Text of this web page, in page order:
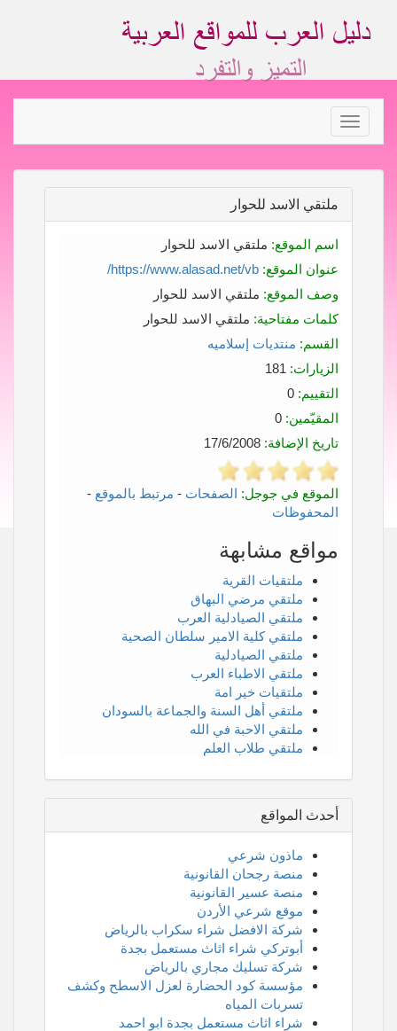
Toggle
navigation
ملتقي الاسد للحوار
اسم الموقع: ملتقي الاسد للحوار
عنوان الموقع: https://www.alasad.net/vb/
وصف الموقع: ملتقي الاسد للحوار
كلمات مفتاحية: ملتقي الاسد للحوار
القسم: منتديات إسلاميه
الزيارات:
التقييم:
المقيّمين:
تاريخ الإضافة:
الموقع في جوجل: الصفحات - مرتبط بالموقع -
المحفوظات
مواقع مشابهة
ملتقيات القرية
ملتقي مرضي البهاق
ملتقي الصيادلية العرب
ملتقي كلية الامير سلطان الصحية
ملتقي الصيادلية
ملتقي الاطباء العرب
ملتقيات خير امة
ملتقي أهل السنة والجماعة بالسودان
ملتقي الاحبة في الله
ملتقي طلاب العلم
أحدث المواقع
ماذون شرعي
منصة رجحان القانونية
منصة عسير القانونية
موقع شرعي الأردن
شركة الافضل شراء سكراب بالرياض
أبوتركي شراء اثاث مستعمل بجدة
شركة تسليك مجاري بالرياض
مؤسسة كود الحضارة لعزل الاسطح وكشف
تسربات المياه
شراء اثاث مستعمل بجدة ابو احمد